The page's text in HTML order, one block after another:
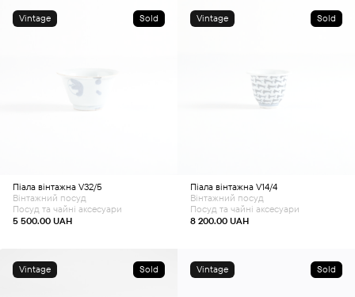
Vintage Sold
Піала вінтажна V32/5
5 500.00 UAH
Вінтажний посуд
Посуд та чайні аксесуари
Vintage Sold
Піала вінтажна V14/4
8 200.00 UAH
Вінтажний посуд
Посуд та чайні аксесуари
Vintage Sold Vintage Sold